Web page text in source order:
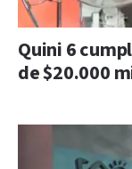
Quini 6
de $20.000